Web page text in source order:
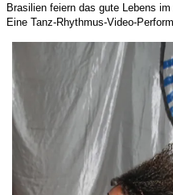
Brasilien feiern das gute Lebens
Eine Tanz-Rhythmus-Video-